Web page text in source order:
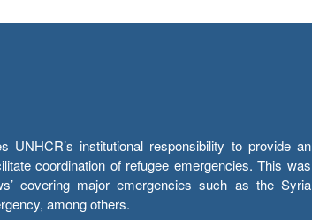
UNHCR’s institutional responsibility to provide an
coordination of refugee emergencies. This was
covering major emergencies such as the Syria
among others.